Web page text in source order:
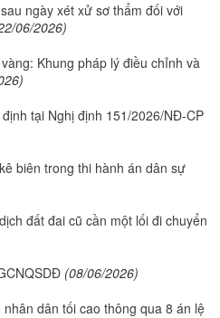
ngày xét xử sơ thẩm đối với
06/2026)
Khung pháp lý điều chỉnh và
tại Nghị định 151/2026/NĐ-CP
biên trong thi hành án dân sự
đất đai cũ cần một lối đi chuyển
(08/06/2026)
dân tối cao thông qua 8 án lệ